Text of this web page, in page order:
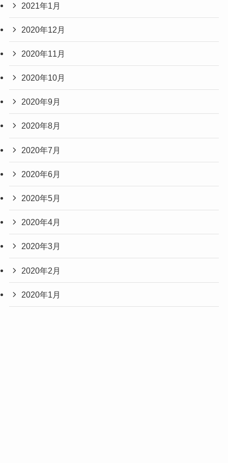
2021年1月
2020年12月
2020年11月
2020年10月
2020年9月
2020年8月
2020年7月
2020年6月
2020年5月
2020年4月
2020年3月
2020年2月
2020年1月